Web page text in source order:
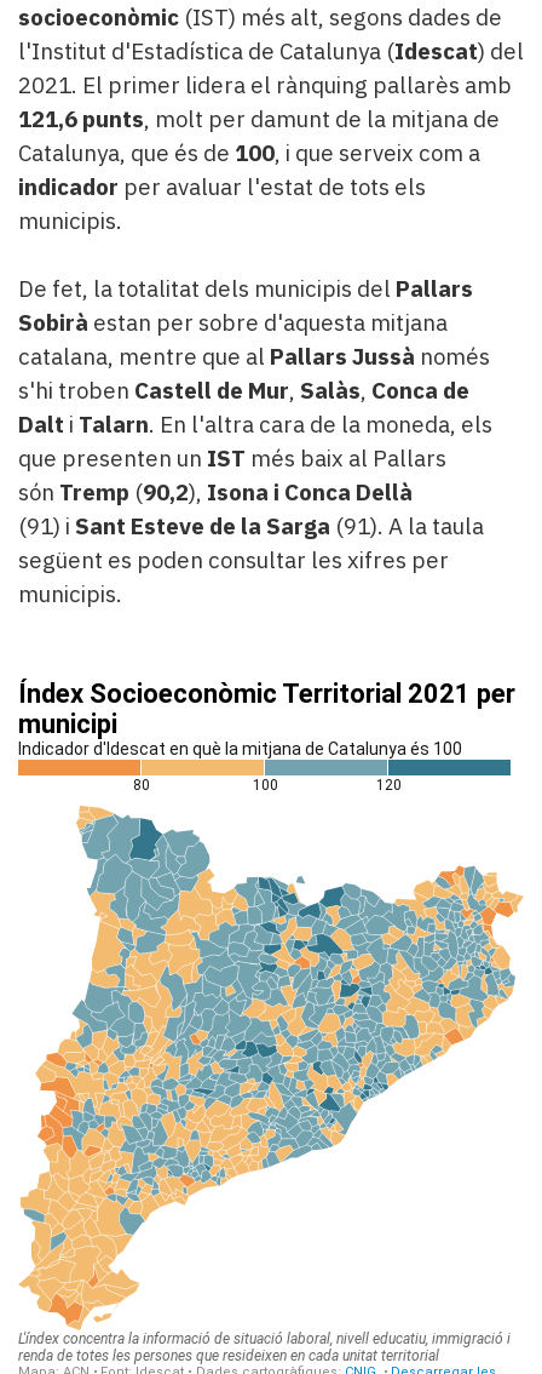
Lo
més
llegit...
Editorial
socioeconòmic (IST) més alt, segons dades de
l'Institut d'Estadística de Catalunya (Idescat) del
2021. El primer lidera el rànquing pallarès amb
121,6 punts, molt per damunt de la mitjana de
Catalunya, que és de 100, i que serveix com a
indicador per avaluar l'estat de tots els
municipis.
De fet, la totalitat dels municipis del Pallars
Sobirà estan per sobre d'aquesta mitjana
catalana, mentre que al Pallars Jussà només
s'hi troben Castell de Mur, Salàs, Conca de
Dalt i Talarn. En l'altra cara de la moneda, els
que presenten un IST més baix al Pallars
són Tremp (90,2), Isona i Conca Dellà
(91) i Sant Esteve de la Sarga (91). A la taula
següent es poden consultar les xifres per
municipis.